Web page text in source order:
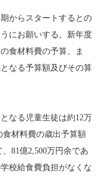
からスタートするとの
にお願いする。新年度
食材料費の予算、ま
なる予算額及びその算
なる児童生徒は約12万
食材料費の歳出予算額
81億2,500万円余であ
校給食費負担がなくな